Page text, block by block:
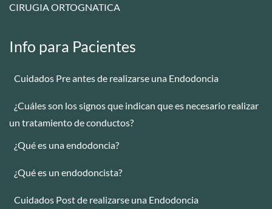
CIRUGIA ORTOGNATICA
Info para Pacientes
Cuidados Pre antes de realizarse una Endodoncia
¿Cuáles son los signos que indican que es necesario realizar
un tratamiento de conductos?
¿Qué es una endodoncia?
¿Qué es un endodoncista?
Cuidados Post de realizarse una Endodoncia